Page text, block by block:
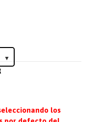
los